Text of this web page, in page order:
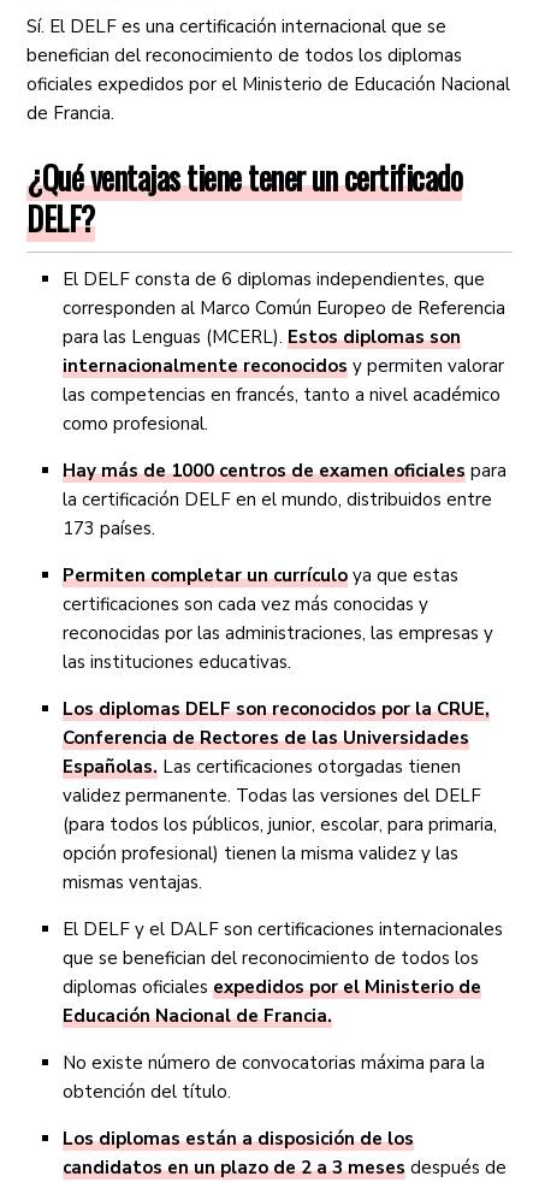
Sí. El DELF es una certificación internacional que se
benefician del reconocimiento de todos los diplomas
oficiales expedidos por el Ministerio de Educación Nacional
de Francia.
¿Qué ventajas tiene tener un certificado
DELF?
El DELF consta de 6 diplomas independientes, que
corresponden al Marco Común Europeo de Referencia
para las Lenguas (MCERL).Estos diplomas son
internacionalmente reconocidos y permiten valorar
las competencias en francés, tanto a nivel académico
como profesional.
Hay más de 1000 centros de examen oficiales para
la certificación DELF en el mundo, distribuidos entre
173 países.
Permiten completar un currículo ya que estas
certificaciones son cada vez más conocidas y
reconocidas por las administraciones, las empresas y
las instituciones educativas.
Los diplomas DELF son reconocidos por la CRUE,
Conferencia de Rectores de las Universidades
Españolas. Las certificaciones otorgadas tienen
validez permanente. Todas las versiones del DELF
(para todos los públicos, junior, escolar, para primaria,
opción profesional) tienen la misma validez y las
mismas ventajas.
El DELF y el DALF son certificaciones internacionales
que se benefician del reconocimiento de todos los
diplomas oficialesexpedidos por el Ministerio de
Educación Nacional de Francia.
No existe número de convocatorias máxima para la
obtención del título.
Los diplomas están a disposición de los
candidatos en un plazo de 2 a 3 meses después de